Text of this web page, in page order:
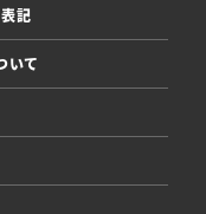
記
いて